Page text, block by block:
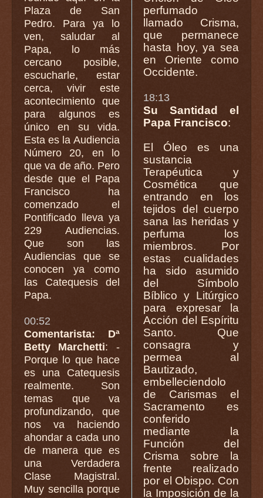
Plaza de San
Pedro. Para ya lo
ven, saludar al
Papa, lo más
cercano posible,
escucharle, estar
cerca, vivir este
acontecimiento que
para algunos es
único en su vida.
Esta es la Audiencia
Número 20, en lo
que va de año. Pero
desde que el Papa
Francisco ha
comenzado el
Pontificado lleva ya
229 Audiencias.
Que son las
Audiencias que se
conocen ya como
las Catequesis del
Papa.
00:52
Comentarista: Dª
Betty Marchetti: -
Porque lo que hace
es una Catequesis
realmente. Son
temas que va
profundizando, que
nos va haciendo
ahondar a cada uno
de manera que es
una Verdadera
Clase Magistral.
Muy sencilla porque
perfumado
llamado Crisma,
que permanece
hasta hoy, ya sea
en Oriente como
Occidente.
18:13
Su Santidad el
Papa Francisco:
El Óleo es una
sustancia
Terapéutica y
Cosmética que
entrando en los
tejidos del cuerpo
sana las heridas y
perfuma los
miembros. Por
estas cualidades
ha sido asumido
del Símbolo
Bíblico y Litúrgico
para expresar la
Acción del Espíritu
Santo. Que
consagra y
permea al
Bautizado,
embelleciendolo
de Carismas el
Sacramento es
conferido
mediante la
Función del
Crisma sobre la
frente realizado
por el Obispo. Con
la Imposición de la